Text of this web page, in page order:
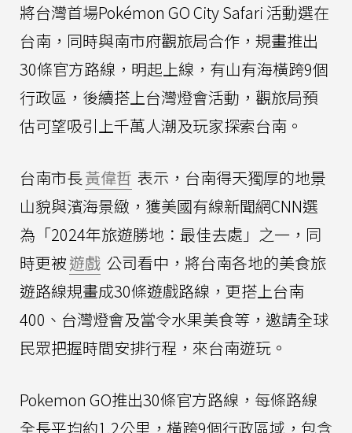
將台灣首場Pokémon GO City Safari 活動選在
台南，同時與南市府觀旅局合作，規畫推出
30條官方路線，明起上線，有山有海橫跨9個
行政區，後續搭上台灣燈會活動，觀旅局預
估可望吸引上千萬人潮及玩家探索台南。
台南市長黃偉哲 表示，台南得天獨厚的地景
山貌與濱海景緻，獲美國有線新聞網CNN選
為「2024年旅遊勝地：最佳去處」之一，同
時更被遊戲 公司看中，將台南各地的美食旅
遊路線規畫成30條遊戲路線，更搭上台南
400、台灣燈會及當令水果美食等，邀請全球
民眾把握時間安排行程，來台南遊玩。
Pokemon GO推出30條官方路線，每條路線
全長平均約1.2公里，橫跨9個行政區域，包含